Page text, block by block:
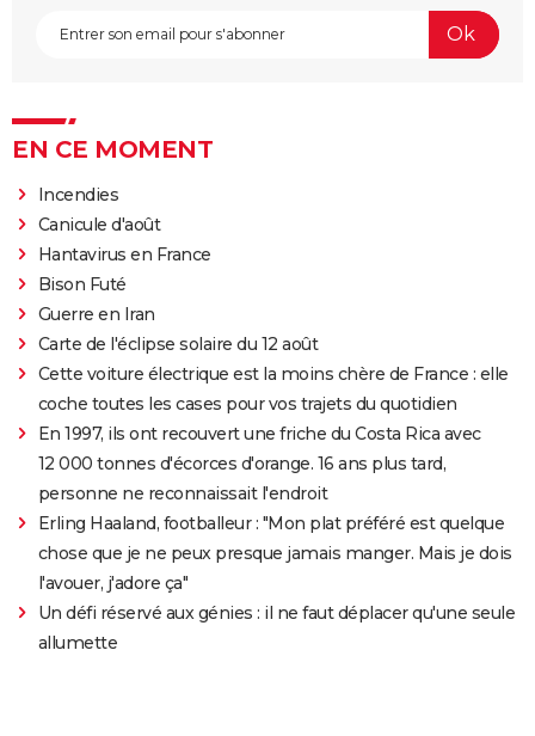
EN CE MOMENT
Incendies
Canicule d'août
Hantavirus en France
Bison Futé
Guerre en Iran
Carte de l'éclipse solaire du 12 août
Cette voiture électrique est la moins chère de France : elle
coche toutes les cases pour vos trajets du quotidien
En 1997, ils ont recouvert une friche du Costa Rica avec
12 000 tonnes d'écorces d'orange. 16 ans plus tard,
personne ne reconnaissait l'endroit
Erling Haaland, footballeur : "Mon plat préféré est quelque
chose que je ne peux presque jamais manger. Mais je dois
l'avouer, j'adore ça"
Un défi réservé aux génies : il ne faut déplacer qu'une seule
allumette